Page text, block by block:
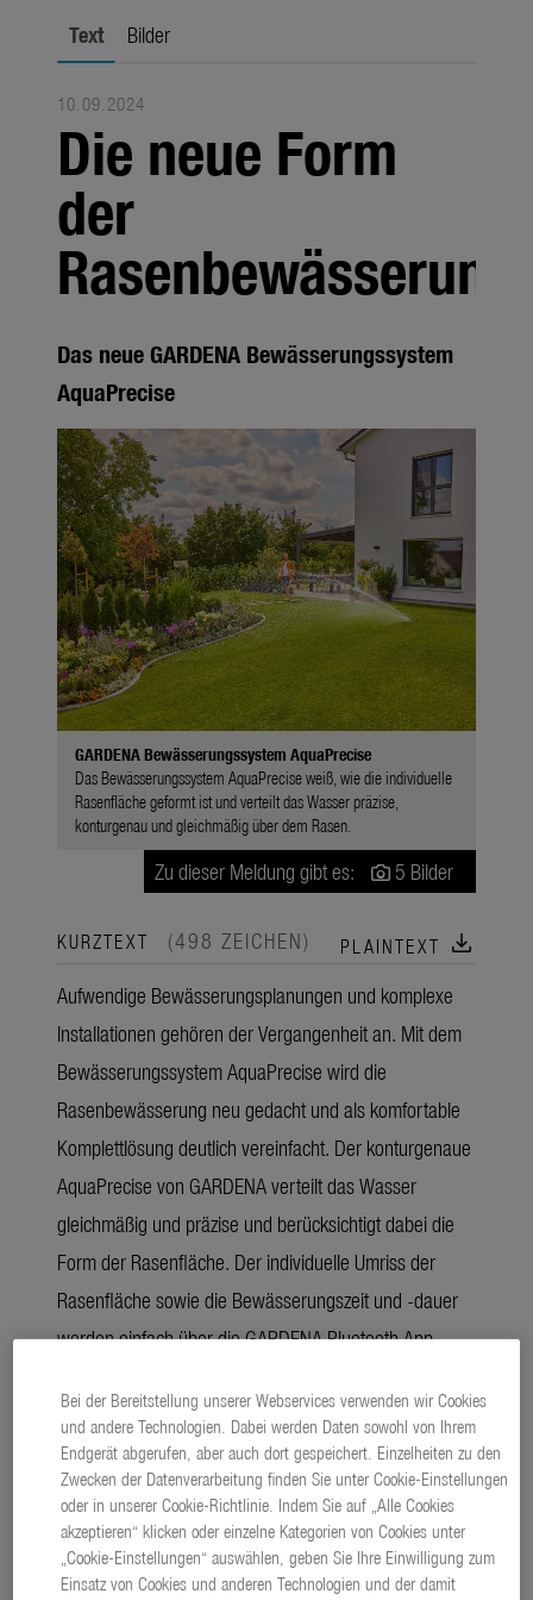
Themen
Über uns
Über Gardena
Pressekontakt
Text Bilder
10.09.2024
Die neue Form
der
Rasenbewässerung
Das neue GARDENA Bewässerungssystem
AquaPrecise
GARDENA Bewässerungssystem AquaPrecise
Das Bewässerungssystem AquaPrecise weiß, wie die individuelle
Rasenfläche geformt ist und verteilt das Wasser präzise,
konturgenau und gleichmäßig über dem Rasen.
Zu dieser Meldung gibt es: 5 Bilder
KURZTEXT (498 ZEICHEN) PLAINTEXT download
Aufwendige Bewässerungsplanungen und komplexe
Installationen gehören der Vergangenheit an. Mit dem
Bewässerungssystem AquaPrecise wird die
Rasenbewässerung neu gedacht und als komfortable
Komplettlösung deutlich vereinfacht. Der konturgenaue
AquaPrecise von GARDENA verteilt das Wasser
gleichmäßig und präzise und berücksichtigt dabei die
Form der Rasenfläche. Der individuelle Umriss der
Rasenfläche sowie die Bewässerungszeit und -dauer
werden einfach über die GARDENA Bluetooth App
PRESSETEXT (4473 ZEICHEN)
PLAINTEXTdownload
Rasenflächen sind nicht nur Augenweide, Spielplatz
oder Ruheort. Im Gegensatz zu versiegelten Flächen
Bei der Bereitstellung unserer Webservices verwenden wir Cookies
und andere Technologien. Dabei werden Daten sowohl von Ihrem
Endgerät abgerufen, aber auch dort gespeichert. Einzelheiten zu den
Zwecken der Datenverarbeitung finden Sie unter Cookie-Einstellungen
oder in unserer Cookie-Richtlinie. Indem Sie auf „Alle Cookies
akzeptieren“ klicken oder einzelne Kategorien von Cookies unter
„Cookie-Einstellungen“ auswählen, geben Sie Ihre Einwilligung zum
Einsatz von Cookies und anderen Technologien und der damit